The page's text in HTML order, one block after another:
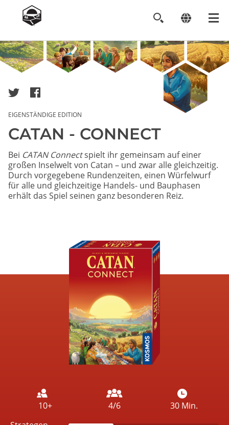
Image
EIGENSTÄNDIGE EDITION
CATAN - CONNECT
Bei CATAN Connectspielt ihr gemeinsam auf einer
großen Inselwelt von Catan – und zwar alle gleichzeitig.
Durch vorgegebene Rundenzeiten, einen Würfelwurf
für alle und gleichzeitige Handels- und Bauphasen
erhält das Spiel seinen ganz besonderen Reiz.
Image
10+ 4/6
30 Min.